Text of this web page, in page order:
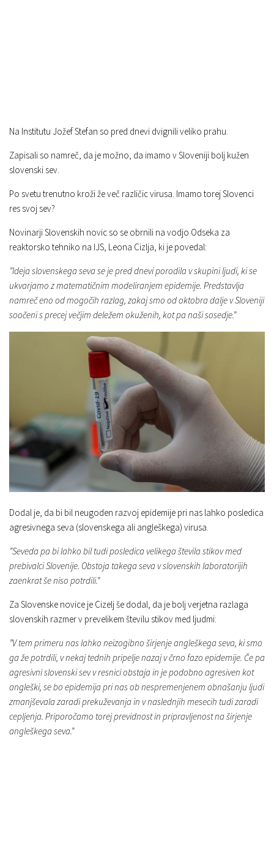
Na Institutu Jožef Stefan so pred dnevi dvignili veliko prahu.
Zapisali so namreč, da je možno, da imamo v Sloveniji bolj kužen
slovenski sev.
Po svetu trenutno kroži že več različic virusa. Imamo torej Slovenci
res svoj sev?
Novinarji Slovenskih novic so se obrnili na vodjo Odseka za
reaktorsko tehniko na IJS, Leona Cizlja, ki je povedal:
”Ideja slovenskega seva se je pred dnevi porodila v skupini ljudi, ki se
ukvarjamo z matematičnim modeliranjem epidemije. Predstavlja
namreč eno od mogočih razlag, zakaj smo od oktobra dalje v Sloveniji
soočeni s precej večjim deležem okuženih, kot pa naši sosedje.”
Dodal je, da bi bil neugoden razvoj epidemije pri nas lahko posledica
agresivnega seva (slovenskega ali angleškega) virusa.
”Seveda pa bi lahko bil tudi posledica velikega števila stikov med
prebivalci Slovenije. Obstoja takega seva v slovenskih laboratorijih
zaenkrat še niso potrdili.”
Za Slovenske novice je Cizelj še dodal, da je bolj verjetna razlaga
slovenskih razmer v prevelikem številu stikov med ljudmi:
”V tem primeru nas lahko neizogibno širjenje angleškega seva, ki smo
ga že potrdili, v nekaj tednih pripelje nazaj v črno fazo epidemije. Če pa
agresivni slovenski sev v resnici obstaja in je podobno agresiven kot
angleški, se bo epidemija pri nas ob nespremenjenem obnašanju ljudi
zmanjševala zaradi prekuževanja in v naslednjih mesecih tudi zaradi
cepljenja. Priporočamo torej previdnost in pripravljenost na širjenje
angleškega seva.”